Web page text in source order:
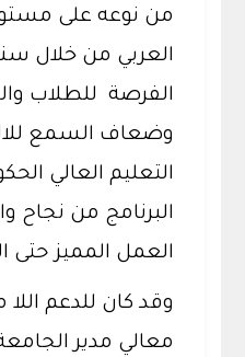
من نوعه على
العربي من خلال
الفرصة للطلاب
وضعاف السمع
التعليم العالي
البرنامج من نجاح
العمل المميز حتى
وقد كان للدعم
معالي مدير